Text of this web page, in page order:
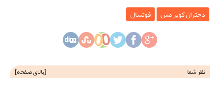
دختران کویر مس فوتسال
نظر شما [بالای صفحه]